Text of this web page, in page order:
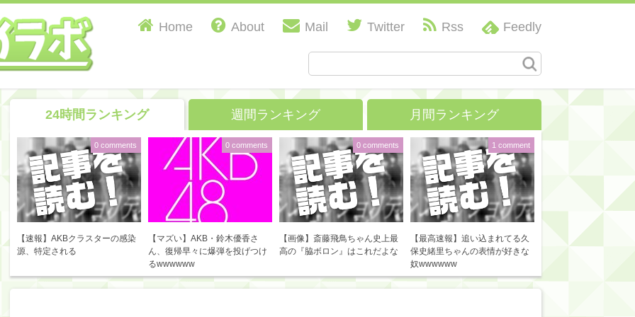
Home About Mail Twitter Rss Feedly
24時間ランキング 週間ランキング 月間ランキング
【速報】AKBクラスターの感染
源、特定される
0 comments
【マズい】AKB・鈴木優香さ
ん、復帰早々に爆弾を投げつけ
るwwwwww
0 comments
【画像】斎藤飛鳥ちゃん史上最
高の『脇ボロン』はこれだよな
0 comments
【最高速報】追い込まれてる久
保史緒里ちゃんの表情が好きな
奴wwwwww
1 comment